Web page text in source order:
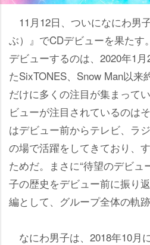
11月12日、ついになにわ男
ぶ）』でCDデビューを果たす
デビューするのは、2020年1
たSixTONES、Snow Man以来
だけに多くの注目が集まって
ビューが注目されているのは
はデビュー前からテレビ、ラ
の場で活躍をしてきており、
ためだ。まさに“待望のデビュ
子の歴史をデビュー前に振り
編として、グループ全体の軌
なにわ男子は、2018年10月